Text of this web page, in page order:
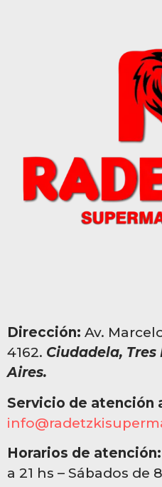
Dirección: Av.
4162. Ciudadela, Tres
Aires.
Servicio de atención
Horarios de atención:
a 21 hs – Sábados de